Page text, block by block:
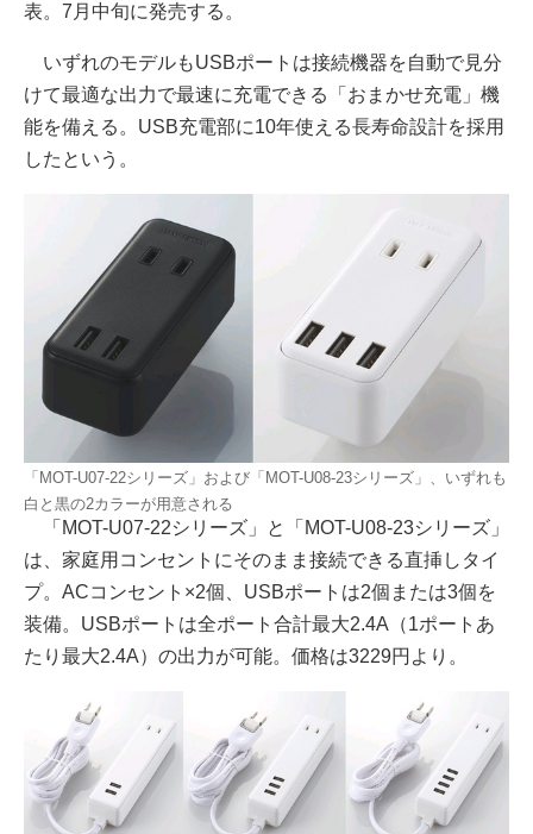
表。7月中旬に発売する。
いずれのモデルもUSBポートは接続機器を自動で見分
けて最適な出力で最速に充電できる「おまかせ充電」機
能を備える。USB充電部に10年使える長寿命設計を採用
したという。
「MOT-U07-22シリーズ」および「MOT-U08-23シリーズ」、いずれも
白と黒の2カラーが用意される
「MOT-U07-22シリーズ」と「MOT-U08-23シリーズ」
は、家庭用コンセントにそのまま接続できる直挿しタイ
プ。ACコンセント×2個、USBポートは2個または3個を
装備。USBポートは全ポート合計最大2.4A（1ポートあ
たり最大2.4A）の出力が可能。価格は3229円より。